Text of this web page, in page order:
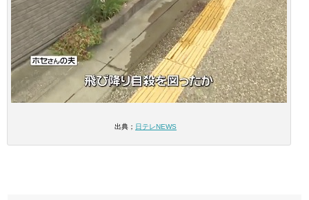
出典； 日テレNEWS